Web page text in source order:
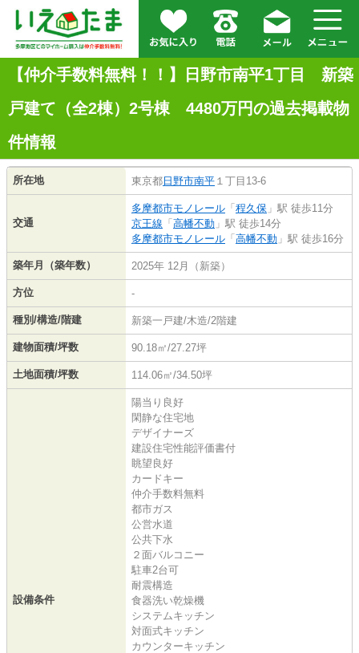
【仲介手数料無料！！】日野市南平1丁目 新築
戸建て（全2棟）2号棟 4480万円の過去掲載物
件情報
所在地 東京都 日野市南平 １丁目13-6
交通
多摩都市モノレール 「 程久保 」駅 徒歩11分
京王線 「 高幡不動 」駅 徒歩14分
多摩都市モノレール 「 高幡不動 」駅 徒歩16分
築年月（築年数） 2025年 12月（新築）
方位 -
種別/構造/階建 新築一戸建/木造/2階建
建物面積/坪数 90.18㎡/27.27坪
土地面積/坪数 114.06㎡/34.50坪
設備条件
陽当り良好
閑静な住宅地
デザイナーズ
建設住宅性能評価書付
眺望良好
カードキー
仲介手数料無料
都市ガス
公営水道
公共下水
２面バルコニー
駐車2台可
耐震構造
食器洗い乾燥機
システムキッチン
対面式キッチン
カウンターキッチン